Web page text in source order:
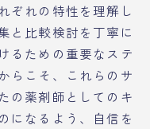
ぞれの特性を理解し
と比較検討を丁寧に
るための重要なステ
らこそ、これらのサ
の薬剤師としてのキ
になるよう、自信を